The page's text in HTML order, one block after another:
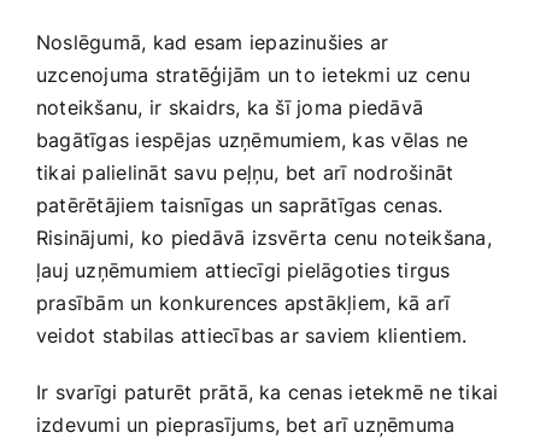
Noslēgumā, kad esam ​iepazinušies ar
uzcenojuma stratēģijām un⁣ to ietekmi uz cenu
noteikšanu, ir skaidrs, ka ​šī joma piedāvā‌
bagātīgas iespējas uzņēmumiem, kas ‍vēlas ne
tikai‍ palielināt savu peļņu, bet​ arī ‍nodrošināt​
patērētājiem taisnīgas un saprātīgas cenas.
Risinājumi, ko piedāvā izsvērta cenu⁢ noteikšana,
ļauj uzņēmumiem attiecīgi pielāgoties tirgus
prasībām un konkurences apstākļiem, kā arī
veidot​ stabilas ​attiecības ar saviem ‍klientiem.
Ir svarīgi paturēt prātā, ka cenas‌ ietekmē ne​ tikai
izdevumi un‍ pieprasījums, bet⁣ arī uzņēmuma